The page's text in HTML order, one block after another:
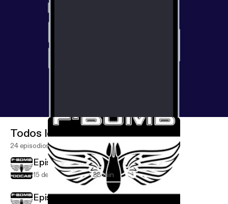
Todos los episodios
24 episodios
Episode 12
15 de abr de 2017 38 min
Episode 12